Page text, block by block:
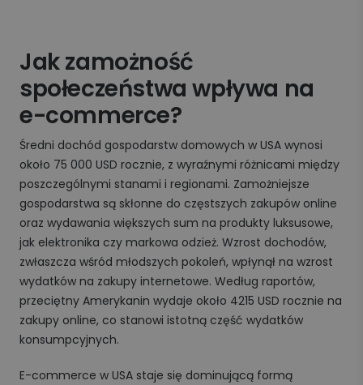
Jak zamożność
społeczeństwa wpływa na
e-commerce?
Średni dochód gospodarstw domowych w USA wynosi
około 75 000 USD rocznie, z wyraźnymi różnicami między
poszczególnymi stanami i regionami. Zamożniejsze
gospodarstwa są skłonne do częstszych zakupów online
oraz wydawania większych sum na produkty luksusowe,
jak elektronika czy markowa odzież. Wzrost dochodów,
zwłaszcza wśród młodszych pokoleń, wpłynął na wzrost
wydatków na zakupy internetowe. Według raportów,
przeciętny Amerykanin wydaje około 4215 USD rocznie na
zakupy online, co stanowi istotną część wydatków
konsumpcyjnych.
E-commerce w USA staje się dominującą formą